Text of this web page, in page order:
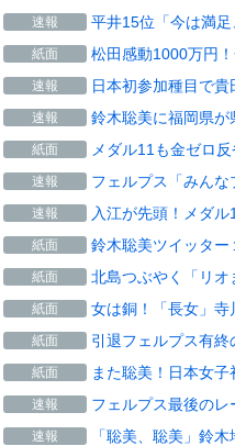
速報 平井15位「今は満
紙面 松田感動1000万円
速報 日本初参加種目で
速報 鈴木聡美に福岡県
紙面 メダル11も金ゼロ
速報 フェルプス「みんな
速報 入江が先頭！メダ
紙面 鈴木聡美ツイッタ
紙面 北島つぶやく「リオ
紙面 女は銅！「長女」寺
紙面 引退フェルプス有終
紙面 また聡美！日本女
速報 フェルプス最後の
速報 「聡美、聡美」鈴